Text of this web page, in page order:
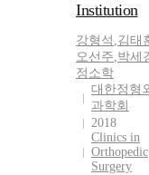
Institution
강형석 ,김태
오선주,박세
정소학
대한정형
과학회
2018
Clinics in
Orthopedic
Surgery